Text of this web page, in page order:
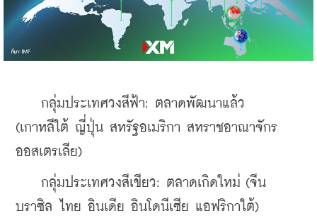
กลุ่มประเทศวงสีฟ้า: ตลาดพัฒนาแล้ว
(เกาหลีใต้ ญี่ปุ่น สหรัฐอเมริกา สหราชอาณาจักร
ออสเตรเลีย)
กลุ่มประเทศวงสีเขียว: ตลาดเกิดใหม่ (จีน
บราซิล ไทย อินเดีย อินโดนีเซีย แอฟริกาใต้)